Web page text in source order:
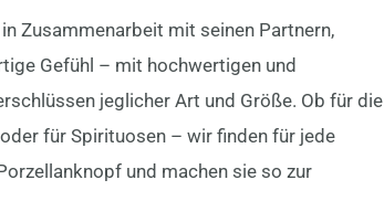
Zusammenarbeit mit seinen Partnern,
Gefühl – mit hochwertigen und
jeglicher Art und Größe. Ob für die
für Spirituosen – wir finden für jede
und machen sie so zur